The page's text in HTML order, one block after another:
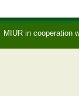
MIUR in cooperation